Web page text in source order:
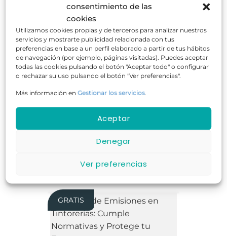
consentimiento de las
cookies
Utilizamos cookies propias y de terceros para analizar nuestros
servicios y mostrarte publicidad relacionada con tus
preferencias en base a un perfil elaborado a partir de tus hábitos
de navegación (por ejemplo, páginas visitadas). Puedes aceptar
todas las cookies pulsando el botón "Aceptar todo" o configurar
o rechazar su uso pulsando el botón "Ver preferencias".
Más información enGestionar los servicios.
Aceptar
Denegar
Ver preferencias
COMPROBAR DISPONIBILIDAD
GRATIS